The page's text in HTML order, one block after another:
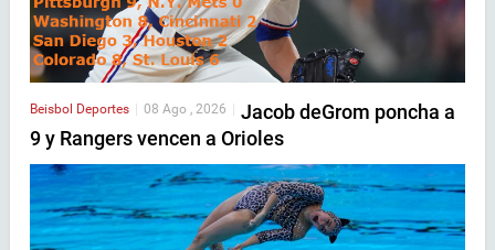
Beisbol Deportes 08 Ago , 2026
Jacob deGrom poncha a
9 y Rangers vencen a Orioles